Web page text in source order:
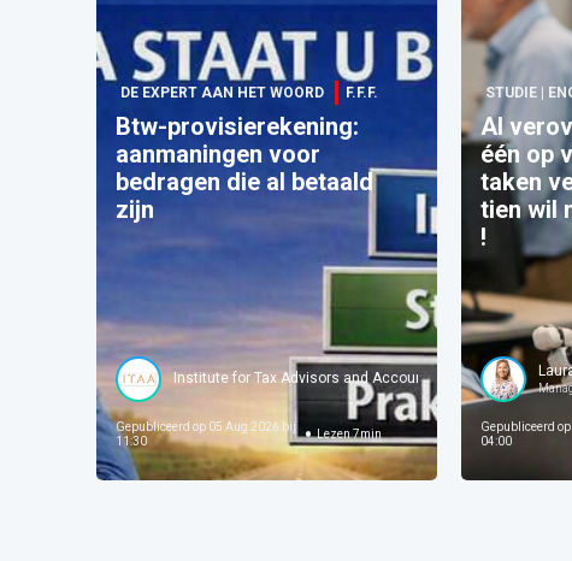
DE EXPERT AAN HET WOORD F.F.F.
Btw-provisierekening:
aanmaningen voor
bedragen die al betaald
zijn
Institute for Tax Advisors and Accountants
Gepubliceerd op 05 Aug 2026 bij
11:30
Lezen7min
STUDIE |
AI
één op
taken
tien wil
!
Gepubliceerd op
04:00